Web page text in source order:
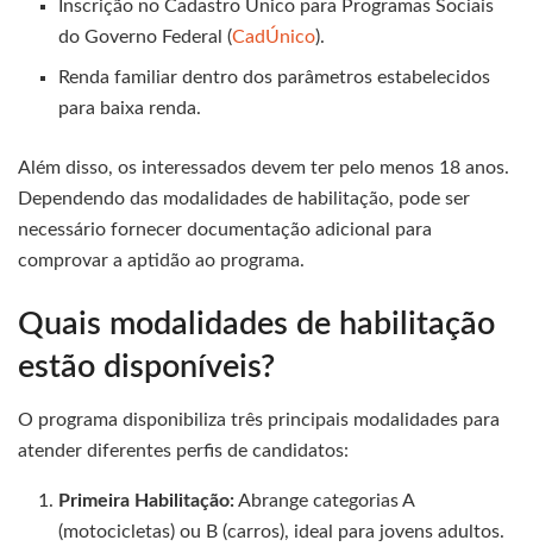
Inscrição no Cadastro Único para Programas Sociais
do Governo Federal (CadÚnico).
Renda familiar dentro dos parâmetros estabelecidos
para baixa renda.
Além disso, os interessados devem ter pelo menos 18 anos.
Dependendo das modalidades de habilitação, pode ser
necessário fornecer documentação adicional para
comprovar a aptidão ao programa.
Quais modalidades de habilitação
estão disponíveis?
O programa disponibiliza três principais modalidades para
atender diferentes perfis de candidatos:
Primeira Habilitação:Abrange categorias A
(motocicletas) ou B (carros), ideal para jovens adultos.